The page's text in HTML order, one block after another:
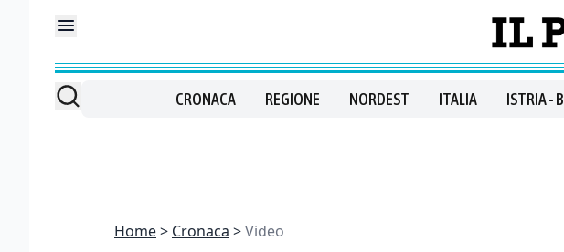
CRONACA REGIONE NORDEST ITALIA ISTRIA -
Home Cronaca Video